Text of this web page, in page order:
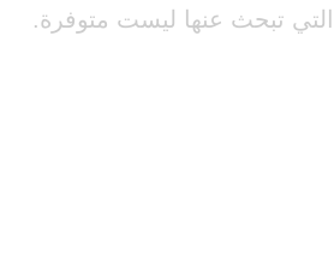
تبحث عنها ليست متوفرة.